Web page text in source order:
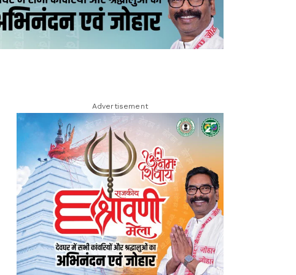
Advertisement